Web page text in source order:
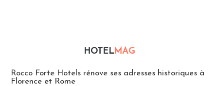
HOTELMAG
Rocco Forte Hotels rénove ses adresses historiques à
Florence et Rome